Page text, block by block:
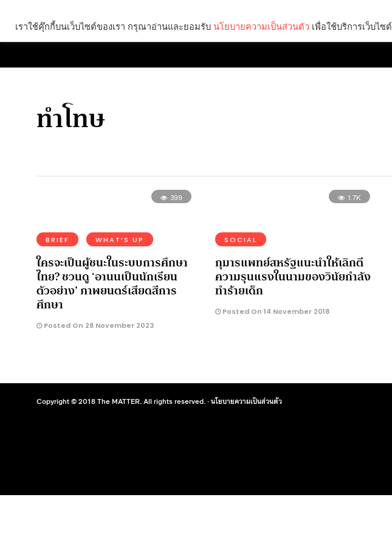
ทำโทษ
399
BRIEF WHAT’S UP
ใครจะเป็นผู้ชนะในระบบการศึกษา
ไทย? ชวนดู ‘อานนเป็นนักเรียน
ตัวอย่าง’ ภาพยนตร์เสียดสีการ
ศึกษา
Posted On 28 November 2023
1.7K
SOCIAL
กุมารแพทย์สหรัฐแนะนำให้เลิกตี
ความรุนแรงในนามของวินัยกำลัง
ทำร้ายเด็ก
Posted On 14 November 2018
Copyright © 2018 The MATTER. All rights reserved. ·นโยบายความเป็นส่วนตัว
เราใช้คุ๊กกี้บนเว็บไซต์ของเรา กรุณาอ่านและยอมรับ นโยบายความเป็นส่วนตัว เพื่อใช้บริการเว็บไซต์